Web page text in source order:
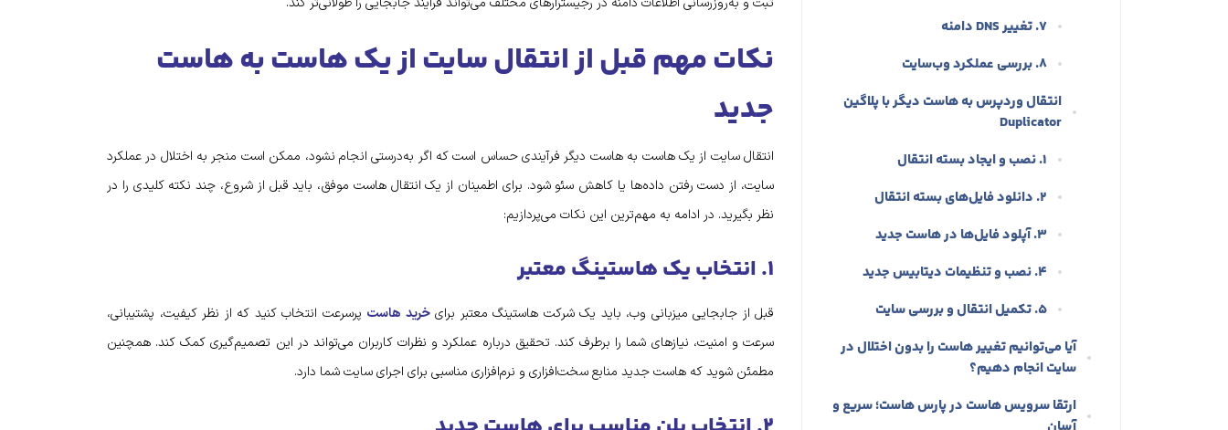
۷. تغییر DNS دامنه
۸. بررسی عملکرد وب‌سایت
انتقال وردپرس به هاست دیگر با پلاگین
Duplicator
۱. نصب و ایجاد بسته انتقال
۲. دانلود فایل‌های بسته انتقال
۳. آپلود فایل‌ها در هاست جدید
۴. نصب و تنظیمات دیتابیس جدید
۵. تکمیل انتقال و بررسی سایت
آیا می‌توانیم تغییر هاست را بدون اختلال در
سایت انجام دهیم؟
ارتقا سرویس هاست در پارس هاست؛ سریع و
نکات مهم قبل از انتقال سایت از یک هاست به هاست
جدید
انتقال سایت از یک هاست به هاست دیگر فرآیندی حساس است که اگر به‌درستی انجام نشود، ممکن است منجر به اختلال در عملکرد
سایت، از دست رفتن داده‌ها یا کاهش سئو شود. برای اطمینان از یک انتقال هاست موفق، باید قبل از شروع، چند نکته کلیدی را در
نظر بگیرید. در ادامه به مهم‌ترین این نکات می‌پردازیم:
۱. انتخاب یک هاستینگ معتبر
قبل از جابجایی میزبانی وب، باید یک شرکت هاستینگ معتبر برایخرید هاست پرسرعت انتخاب کنید که از نظر کیفیت، پشتیبانی،
سرعت و امنیت، نیازهای شما را برطرف کند. تحقیق درباره عملکرد و نظرات کاربران می‌تواند در این تصمیم‌گیری کمک کند. همچنین
مطمئن شوید که هاست جدید منابع سخت‌افزاری و نرم‌افزاری مناسبی برای اجرای سایت شما دارد.